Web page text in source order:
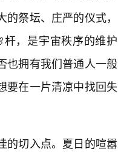
祭坛、庄严的仪式，
，是宇宙秩序的维护
也拥有我们普通人一般
要在一片清凉中找回失
的切入点。夏日的喧嚣